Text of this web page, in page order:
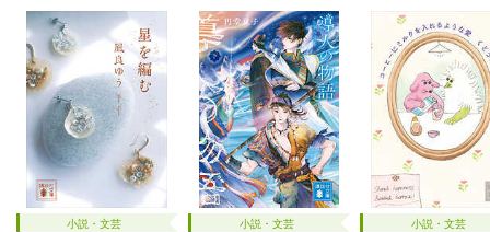
小説・文芸 小説・文芸 小説・文芸